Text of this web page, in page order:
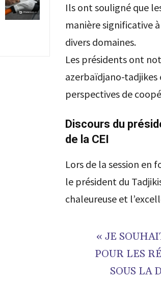
Ils ont souligné que
manière significative
divers domaines.
Les présidents ont
azerbaïdjano-tadjikes
perspectives de
Discours du
de la CEI
Lors de la session
le président du
chaleureuse et
« JE
POUR LES
SOUS LA